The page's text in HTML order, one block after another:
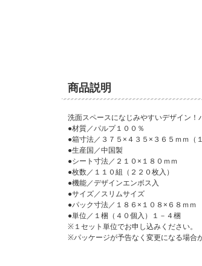
商品説明
洗面スペースになじみやすいデザイン！
●材質／パルプ１００％
●箱寸法／３７５×４３５×３６５ｍｍ（１
●生産国／中国製
●シート寸法／２１０×１８０ｍｍ
●枚数／１１０組（２２０枚入）
●機能／デザインエンボス入
●サイズ／スリムサイズ
●パック寸法／１８６×１０８×６８ｍｍ
●単位／１梱（４０個入）１－４梱
※１セット単位でお申し込みください。
※パッケージが予告なく変更になる場合